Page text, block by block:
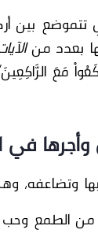
بين
بعدد من
مَعَ
في
وتضاعفه،
الطمع وحب